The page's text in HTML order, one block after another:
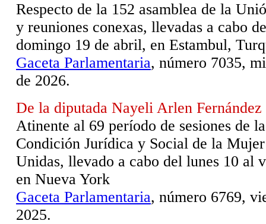
Respecto de la 152 asamblea de la
y reuniones conexas, llevadas a cabo
domingo 19 de abril, en Estambul,
Gaceta Parlamentaria, número 7035,
de 2026.
De la diputada Nayeli Arlen Fernández
Atinente al 69 período de sesiones de
Condición Jurídica y Social de la
Unidas, llevado a cabo del lunes 10 al
en Nueva York
Gaceta Parlamentaria, número 6769,
2025.